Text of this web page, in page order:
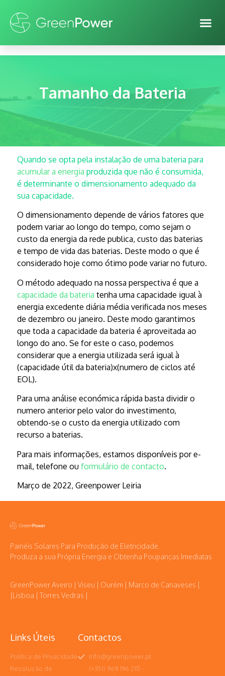
Tamanho da Bateria
Quando se opta pela instalação de uma bateria para
acumular a energia produzida que não é consumida,
é determinante o dimensionamento adequado da
sua capacidade.
O dimensionamento depende de vários fatores que
podem variar ao longo do tempo, como sejam o
custo da energia da rede publica, custo das baterias
e tempo de vida das baterias. Deste modo o que é
considerado hoje como ótimo pode variar no futuro.
O método adequado na nossa perspectiva é que a
capacidade da bateria tenha uma capacidade igual à
energia excedente diária média verificada nos meses
de dezembro ou janeiro. Deste modo garantimos
que toda a capacidade da bateria é aproveitada ao
longo do ano. Se for este o caso, podemos
considerar que a energia utilizada será igual à
(capacidade útil da bateria)x(numero de ciclos até
EOL).
Para uma análise económica rápida basta dividir o
numero anterior pelo valor do investimento,
obtendo-se o custo da energia utilizado com
recurso a baterias.
Para mais informações, estamos disponíveis por e-
mail, telefone ou formulário de contacto.
Março de 2022, Greenpower Leiria
Painéis Solares Para Produção de Eletricidade.
Produza a sua Própria Energia e Obtenha Poupanças Imediatas
GreenPower Aveiro | Viseu | Ourém | Marco de Canaveses |
|Lisboa | Torres Vedras |
Links Úteis
Política de Privacidade
Resolução de
Contactos
Info@greenpower.pt
(+351) 969 196 210 -